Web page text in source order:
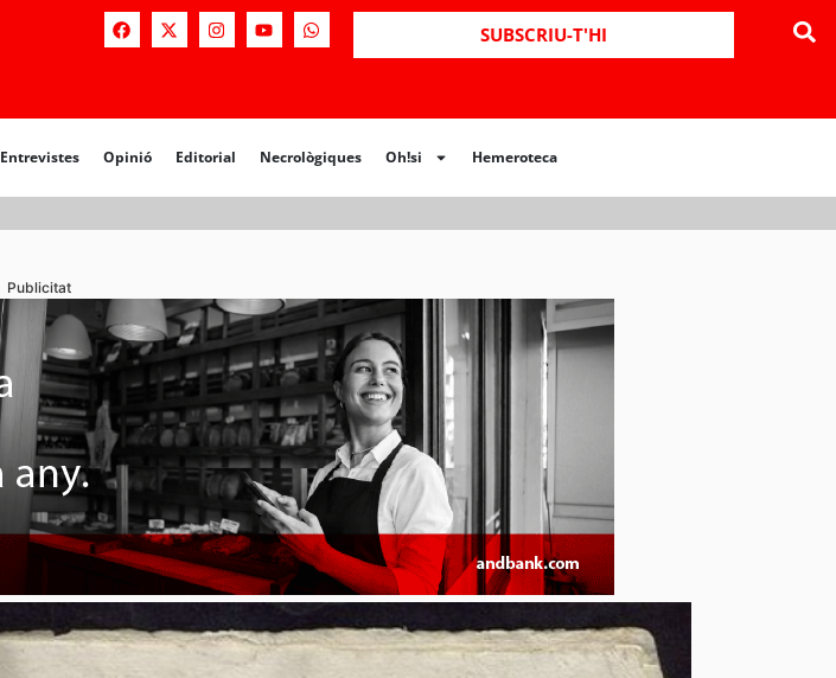
SUBSCRIU-T'HI
Entrevistes Opinió Editorial Necrològiques Oh!si Hemeroteca
Opinió Editorial Necrològiques Hemeroteca
Publicitat